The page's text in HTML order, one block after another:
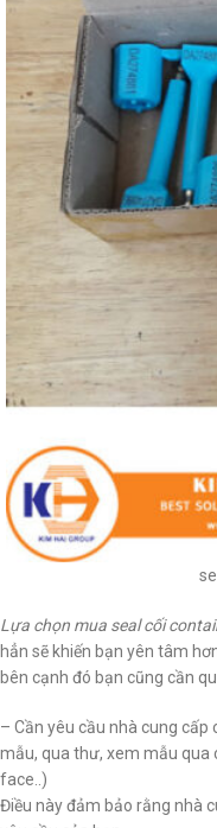
Lựa chọn mua seal cối
hẳn sẽ khiến bạn yên tâm
bên cạnh đó bạn cũng cần
– Cần yêu cầu nhà cung
mẫu, qua thư, xem mẫu qua
face..)
Điều này đảm bảo rằng nhà